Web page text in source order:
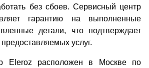
без сбоев. Сервисный центр
гарантию на выполненные
детали, что подтверждает
услуг.
Eleroz расположен в Москве по